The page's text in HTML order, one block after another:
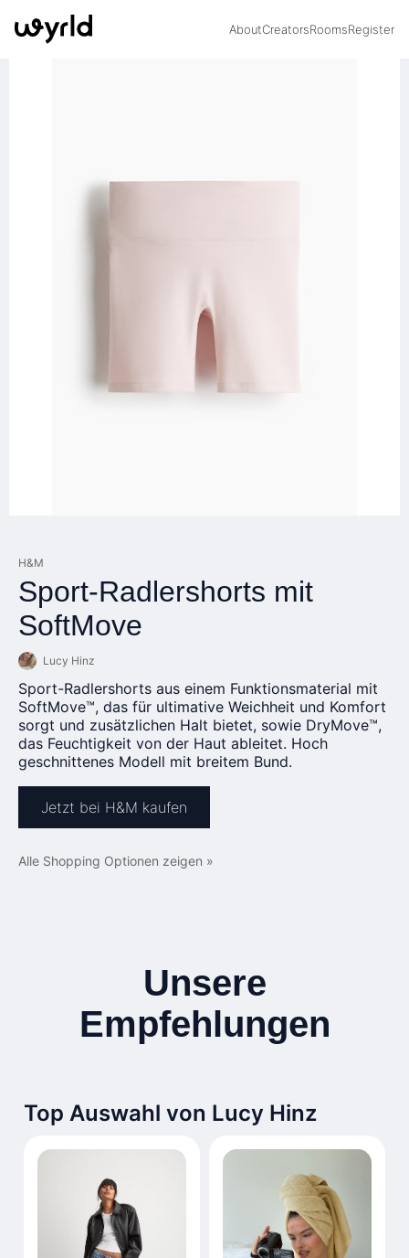
AboutCreatorsRoomsRegister
H&M
Sport-Radlershorts mit
SoftMove
Lucy Hinz
Sport-Radlershorts aus einem Funktionsmaterial mit
SoftMove™, das für ultimative Weichheit und Komfort
sorgt und zusätzlichen Halt bietet, sowie DryMove™,
das Feuchtigkeit von der Haut ableitet. Hoch
geschnittenes Modell mit breitem Bund.
Jetzt bei H&M kaufen
Alle Shopping Optionen zeigen »
Unsere
Empfehlungen
Top Auswahl von Lucy Hinz